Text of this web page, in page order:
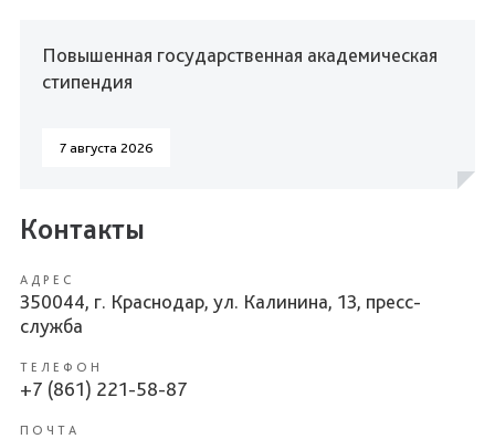
Повышенная государственная академическая
стипендия
7 августа 2026
Контакты
АДРЕС
350044, г. Краснодар, ул. Калинина, 13, пресс-
служба
ТЕЛЕФОН
+7 (861) 221-58-87
ПОЧТА